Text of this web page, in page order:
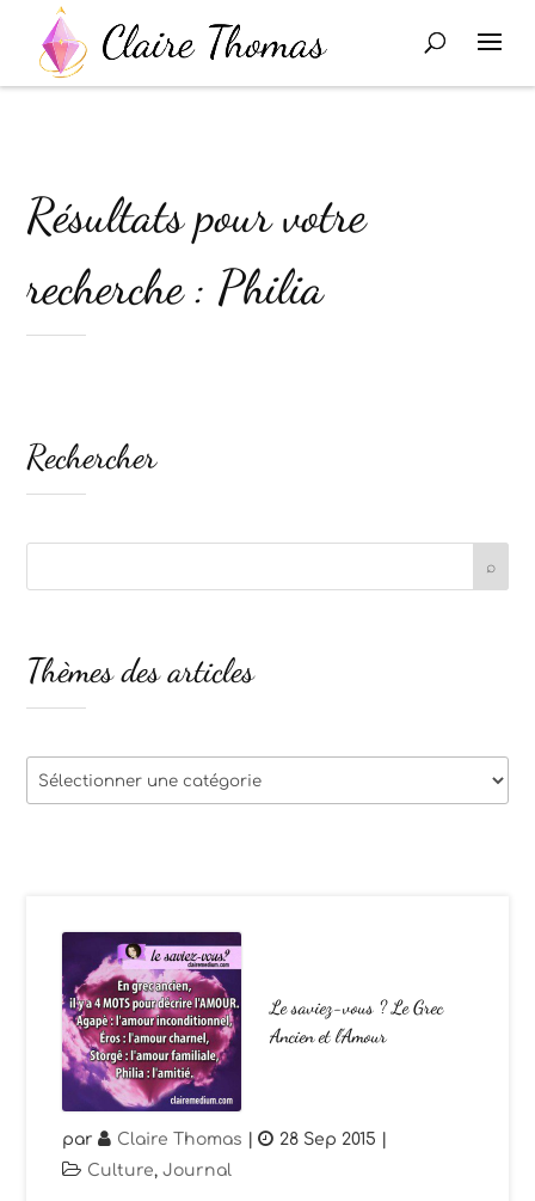
Résultats pour votre
recherche : Philia
Le saviez-vous ? Le Grec
Ancien et l’Amour
par Claire Thomas | 28 Sep 2015 |
Culture,Journal
Rechercher
Thèmes des articles
Thèmes
des